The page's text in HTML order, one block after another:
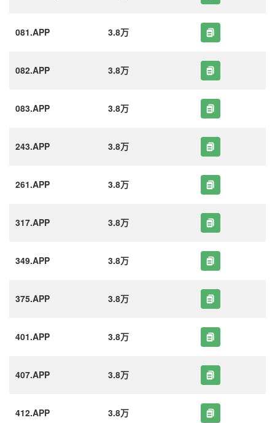
081.APP 3.8万
082.APP 3.8万
083.APP 3.8万
243.APP 3.8万
261.APP 3.8万
317.APP 3.8万
349.APP 3.8万
375.APP 3.8万
401.APP 3.8万
407.APP 3.8万
412.APP 3.8万